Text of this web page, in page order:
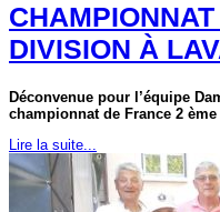
DIVISION À
Déconvenue pour l’équipe
championnat de France 2
Lire la suite...